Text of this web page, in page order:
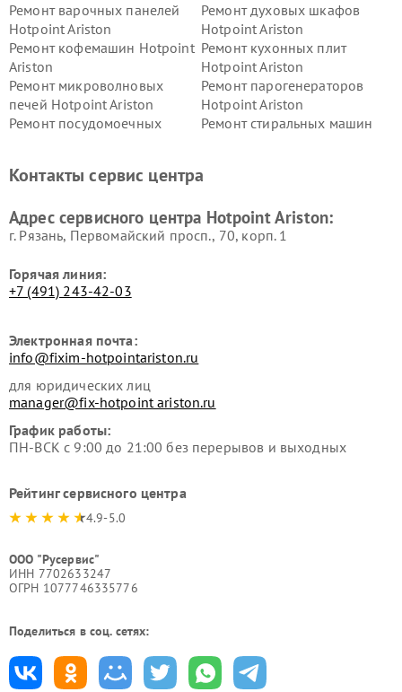
Ремонт варочных панелей
Hotpoint Ariston
Ремонт духовых шкафов
Hotpoint Ariston
Ремонт кофемашин Hotpoint
Ariston
Ремонт кухонных плит
Hotpoint Ariston
Ремонт микроволновых
печей Hotpoint Ariston
Ремонт парогенераторов
Hotpoint Ariston
Ремонт посудомоечных
Ремонт стиральных машин
Hotpoint Ariston
Hotpoint Ariston
Ariston
Hotpoint Ariston
Контакты сервис центра
Адрес сервисного центра Hotpoint Ariston:
г. Рязань, Первомайский просп., 70, корп. 1
Горячая линия:
+7 (491) 243-42-03
Электронная почта:
info@fixim-hotpointariston.ru
для юридических лиц
manager@fix-hotpoint ariston.ru
График работы:
ПН-ВСК с 9:00 до 21:00 без перерывов и выходных
Рейтинг сервисного центра
4.9-5.0
ООО "Русервис"
ИНН 7702633247
ОГРН 1077746335776
Поделиться в соц. сетях: